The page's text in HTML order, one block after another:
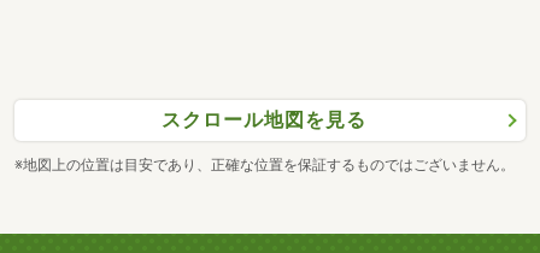
スクロール地図を見る
※地図上の位置は目安であり、正確な位置を保証するものではございません。